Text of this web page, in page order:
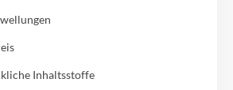
Inhaltsstoffe